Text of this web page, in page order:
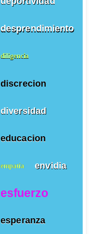
desprendimiento
diligencia
discrecion
diversidad
educacion
empatía envidia
esfuerzo
esperanza